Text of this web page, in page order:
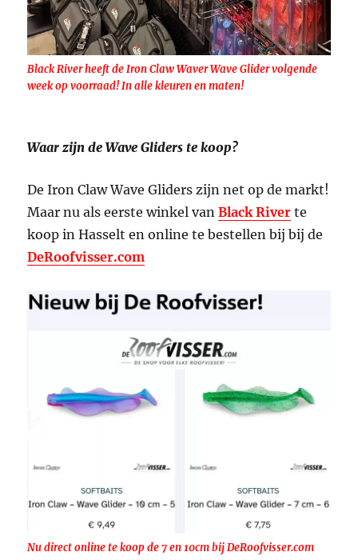
Black River heeft de Iron Claw Waver Wave Glider volgende
week op voorraad! In alle kleuren en maten!
Waar zijn de Wave Gliders te koop?
De Iron Claw Wave Gliders zijn net op de markt!
Maar nu als eerste winkel vanBlack River te
koop in Hasselt en online te bestellen bij bij de
DeRoofvisser.com
Nu direct online te koop de 7 en 10cm bij DeRoofvisser.com